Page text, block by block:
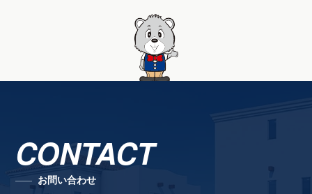
CONTACT
お問い合わせ